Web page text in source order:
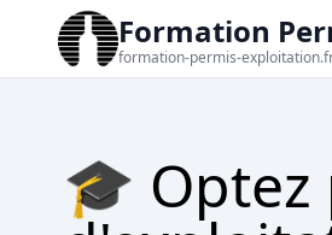
Formation
formation-permis-
🎓